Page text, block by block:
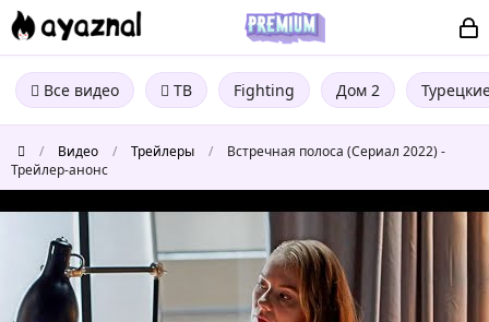
Все видео ТВ Fighting Дом 2
/ Видео / Трейлеры /
Встречная полоса (Сериал 2022) -
Трейлер-анонс
Встречная
полоса
(Сериал